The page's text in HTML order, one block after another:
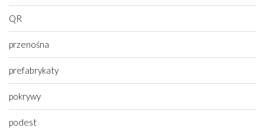
QR
przenośna
prefabrykaty
pokrywy
podest